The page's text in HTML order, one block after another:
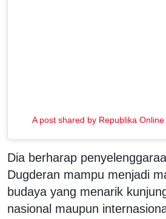
A post shared by Republika
Dia berharap
Dugderan mampu menjadi
budaya yang menarik
nasional maupun